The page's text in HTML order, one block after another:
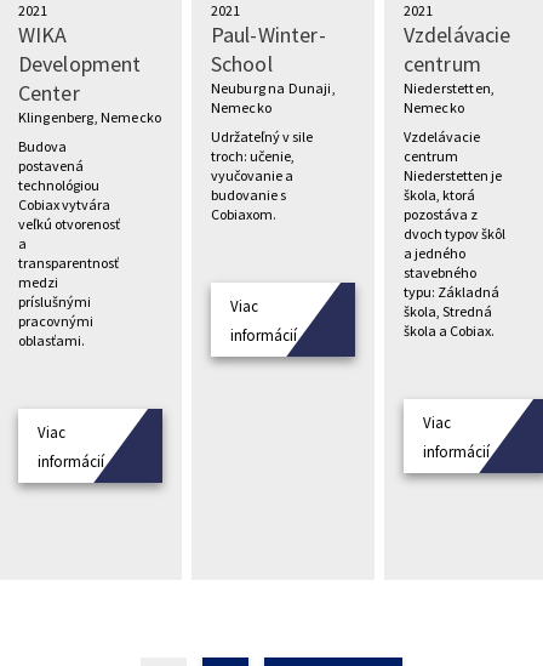
2021
WIKA
Development
Center
Klingenberg, Nemecko
Budova
postavená
technológiou
Cobiax vytvára
veľkú otvorenosť
a
transparentnosť
medzi
príslušnými
pracovnými
oblasťami.
Viac
informácií
2021
Paul-Winter-
School
Neuburg na Dunaji,
Nemecko
Udržateľný v sile
troch: učenie,
vyučovanie a
budovanie s
Cobiaxom.
Viac
informácií
2021
Vzdelávacie
centrum
Niederstetten,
Nemecko
Vzdelávacie
centrum
Niederstetten je
škola, ktorá
pozostáva z
dvoch typov škôl
a jedného
stavebného
typu: Základná
škola, Stredná
škola a Cobiax.
Viac
informácií